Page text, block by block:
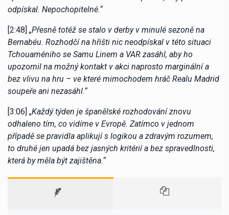
odpískal. Nepochopitelné.“
[2:48] „Přesně totéž se stalo v derby v minulé sezoně na
Bernabéu. Rozhodčí na hřišti nic neodpískal v této situaci
Tchouaméniho se Samu Linem a VAR zasáhl, aby ho
upozornil na možný kontakt v akci naprosto marginální a
bez vlivu na hru – ve které mimochodem hráč Realu Madrid
soupeře ani nezasáhl.“
[3:06] „Každý týden je španělské rozhodování znovu
odhaleno tím, co vidíme v Evropě. Zatímco v jednom
případě se pravidla aplikují s logikou a zdravým rozumem,
to druhé jen upadá bez jasných kritérií a bez spravedlnosti,
která by měla být zajištěna.“